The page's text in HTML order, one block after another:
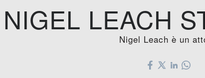
NIGEL LEACH
Nigel Leach è un